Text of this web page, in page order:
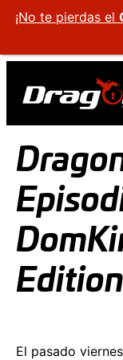
Edition
El pasado
¡No te pierdas el